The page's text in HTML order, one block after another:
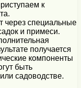
к
через специальные
и примеси.
получается
компоненты
быть
садоводстве.